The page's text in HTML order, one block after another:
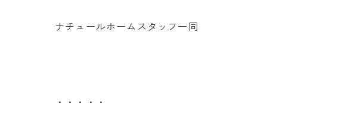
ナチュールホームスタッフ一同
・・・・・